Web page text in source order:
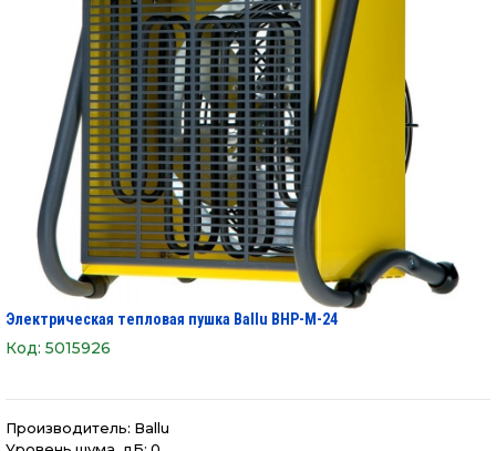
Электрическая тепловая пушка Ballu BHP-M-24
Код: 5015926
Производитель: Ballu